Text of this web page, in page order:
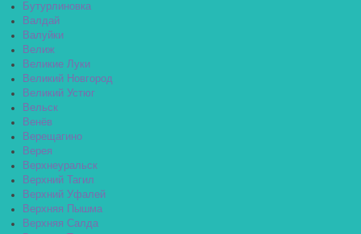
Бутурлиновка
Валдай
Валуйки
Велиж
Великие Луки
Великий Новгород
Великий Устюг
Вельск
Венёв
Верещагино
Верея
Верхнеуральск
Верхний Тагил
Верхний Уфалей
Верхняя Пышма
Верхняя Салда